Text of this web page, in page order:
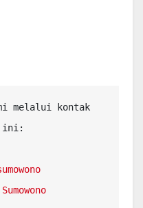
melalui kontak
ini: